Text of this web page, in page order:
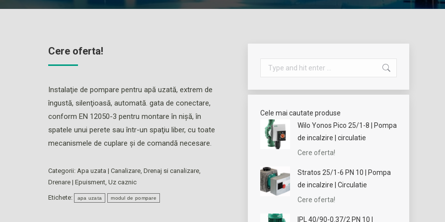
Cere oferta!
Instalaţie de pompare pentru apă uzată, extrem de
îngustă, silenţioasă, automată. gata de conectare,
conform EN 12050-3 pentru montare în nişă, în
spatele unui perete sau într-un spaţiu liber, cu toate
mecanismele de cuplare şi de comandă necesare.
Categorii: Apa uzata | Canalizare, Drenaj si canalizare,
Drenare | Epuisment, Uz caznic
Etichete: apa uzata modul de pompare
Search:
Cele mai cautate produse
Wilo Yonos Pico 25/1-8 | Pompa
de incalzire | circulatie
Cere oferta!
Stratos 25/1-6 PN 10 | Pompa
de incalzire | Circulatie
Cere oferta!
IPL 40/90-0.37/2 PN 10 |